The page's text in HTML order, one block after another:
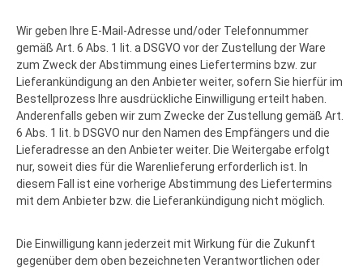
Wir geben Ihre E-Mail-Adresse und/oder Telefonnummer
gemäß Art. 6 Abs. 1 lit. a DSGVO vor der Zustellung der Ware
zum Zweck der Abstimmung eines Liefertermins bzw. zur
Lieferankündigung an den Anbieter weiter, sofern Sie hierfür im
Bestellprozess Ihre ausdrückliche Einwilligung erteilt haben.
Anderenfalls geben wir zum Zwecke der Zustellung gemäß Art.
6 Abs. 1 lit. b DSGVO nur den Namen des Empfängers und die
Lieferadresse an den Anbieter weiter. Die Weitergabe erfolgt
nur, soweit dies für die Warenlieferung erforderlich ist. In
diesem Fall ist eine vorherige Abstimmung des Liefertermins
mit dem Anbieter bzw. die Lieferankündigung nicht möglich.
Die Einwilligung kann jederzeit mit Wirkung für die Zukunft
gegenüber dem oben bezeichneten Verantwortlichen oder